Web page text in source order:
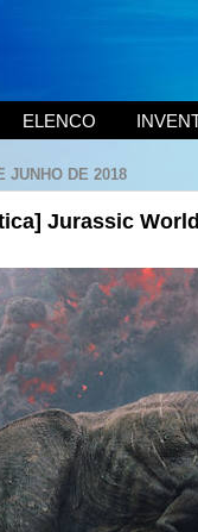
ELENCO
JUNHO DE 2018
Jurassic